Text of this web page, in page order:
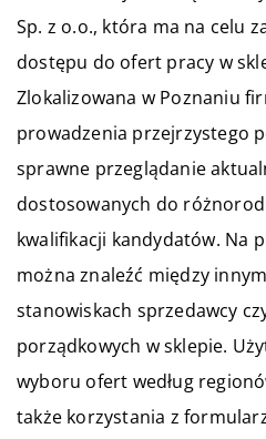
Sp. z o.o., która ma na celu
dostępu do ofert pracy w
Zlokalizowana w Poznaniu
prowadzenia przejrzystego
sprawne przeglądanie
dostosowanych do
kwalifikacji kandydatów. Na
można znaleźć między
stanowiskach sprzedawcy
porządkowych w sklepie.
wyboru ofert według
także korzystania z